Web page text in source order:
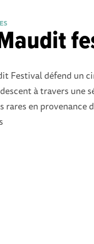
Festival défend un
à travers une
rares en provenance